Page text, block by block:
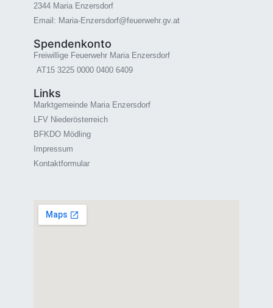
2344 Maria Enzersdorf
Email: Maria-Enzersdorf@feuerwehr.gv.at
Spendenkonto
Freiwillige Feuerwehr Maria Enzersdorf
AT15 3225 0000 0400 6409
Links
Marktgemeinde Maria Enzersdorf
LFV Niederösterreich
BFKDO Mödling
Impressum
Kontaktformular